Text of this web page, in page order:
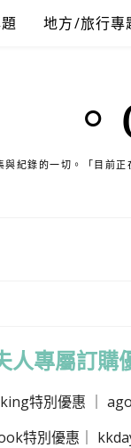
地方/旅行專
與紀錄的一切。「目前
人專屬訂購
特別優惠
特別優惠